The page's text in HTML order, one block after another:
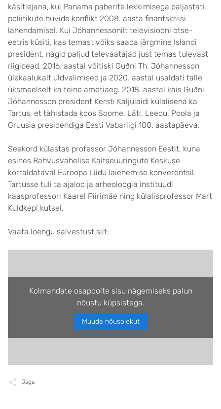
käsitlejana, kui Panama paberite lekkimisega paljastati
poliitikute huvide konflikt 2008. aasta finantskriisi
lahendamisel. Kui Jóhannessonilt televisiooni otse-
eetris küsiti, kas temast võiks saada järgmine Islandi
president, nägid paljud televaatajad just temas tulevast
riigipead. 2016. aastal võitiski Guðni Th. Jóhannesson
ülekaalukalt üldvalimised ja 2020. aastal usaldati talle
üksmeelselt ka teine ametiaeg. 2018. aastal käis Guðni
Jóhannesson president Kersti Kaljulaidi külalisena ka
Tartus, et tähistada koos Soome, Läti, Leedu, Poola ja
Gruusia presidendiga Eesti Vabariigi 100. aastapäeva.
Seekord külastas professor Jóhannesson Eestit, kuna
esines Rahvusvahelise Kaitseuuringute Keskuse
korraldataval Euroopa Liidu laienemise konverentsil.
Tartusse tuli ta ajaloo ja arheoloogia instituudi
kaasprofessori Kaarel Piirimäe ning külalisprofessor Mart
Kuldkepi kutsel.
Vaata loengu salvestust siit:
Kolmandate osapoolte sisu nägemiseks palun
nõustu küpsistega.
Muuda nõusolekut
Jaga